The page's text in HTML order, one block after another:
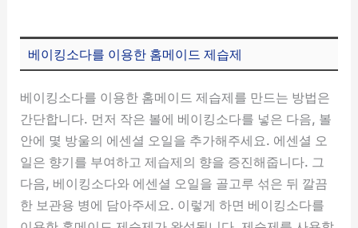
베이킹소다를 이용한 홈메이드 제습제
베이킹소다를 이용한 홈메이드 제습제를 만드는 방법은
간단합니다. 먼저 작은 볼에 베이킹소다를 넣은 다음, 볼
안에 몇 방울의 에센셜 오일을 추가해주세요. 에센셜 오
일은 향기를 부여하고 제습제의 향을 증진해줍니다. 그
다음, 베이킹소다와 에센셜 오일을 골고루 섞은 뒤 깔끔
한 보관용 병에 담아주세요. 이렇게 하면 베이킹소다를